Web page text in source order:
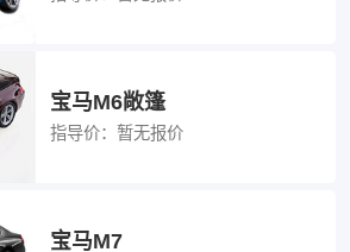
宝马M6敞篷
指导价： 暂无报价
宝马M7